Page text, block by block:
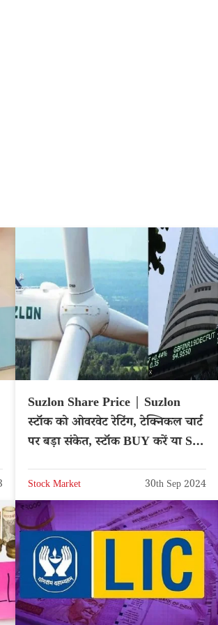
Suzlon Share Price | Suzlon
स्टॉक को ओवरवेट रेटिंग, टेक्निकल चार्ट
पर बड़ा संकेत, स्टॉक BUY करें या Sell
Stock Market 30th Sep 2024